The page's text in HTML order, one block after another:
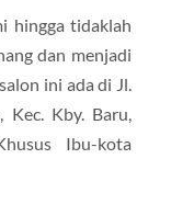
hingga tidaklah
dan menjadi
ini ada di Jl.
Kec. Kby. Baru,
Ibu-kota